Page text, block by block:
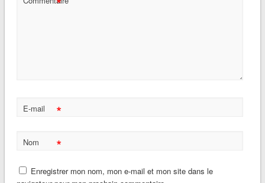
E-mail *
Nom *
Enregistrer mon nom, mon e-mail et mon site dans le